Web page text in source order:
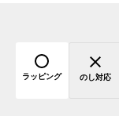
ラッピング のし対応